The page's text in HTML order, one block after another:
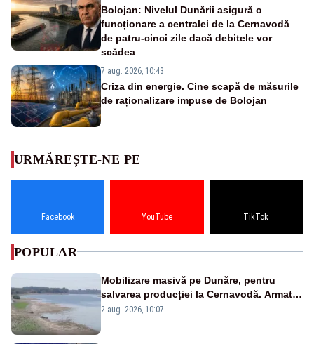
Bolojan: Nivelul Dunării asigură o
funcționare a centralei de la Cernavodă
de patru-cinci zile dacă debitele vor
scădea
7 aug. 2026, 10:43
Criza din energie. Cine scapă de măsurile
de raționalizare impuse de Bolojan
URMĂREȘTE-NE PE
Facebook YouTube TikTok
POPULAR
Mobilizare masivă pe Dunăre, pentru
salvarea producției la Cernavodă. Armata
va detona o stâncă și va devia apa
2 aug. 2026, 10:07